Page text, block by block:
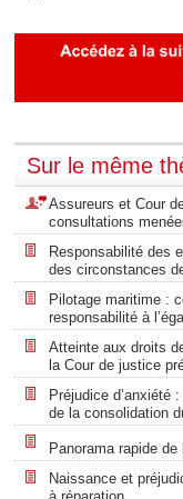
Sur le même
Assureurs et Cour
consultations
Responsabilité des
des circonstances
Pilotage maritime :
responsabilité à
Atteinte aux droits
la Cour de justice
Préjudice d’anxiété
de la consolidation
Panorama rapide
Naissance et